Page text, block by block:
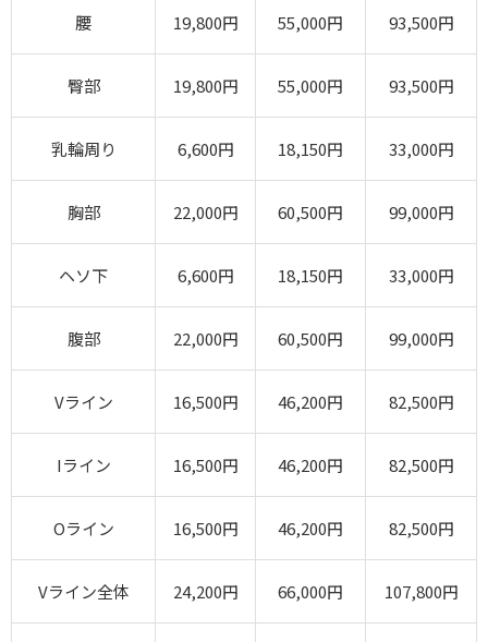
腰 19,800円 55,000円 93,500円
臀部 19,800円 55,000円 93,500円
乳輪周り 6,600円 18,150円 33,000円
胸部 22,000円 60,500円 99,000円
ヘソ下 6,600円 18,150円 33,000円
腹部 22,000円 60,500円 99,000円
Vライン 16,500円 46,200円 82,500円
Iライン 16,500円 46,200円 82,500円
Oライン 16,500円 46,200円 82,500円
Vライン全体 24,200円 66,000円 107,800円